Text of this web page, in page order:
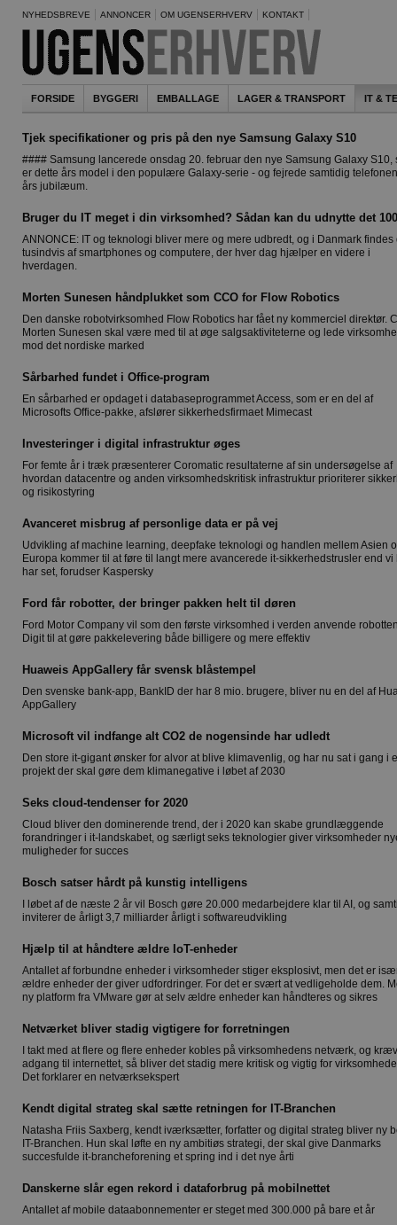
NYHEDSBREVE ANNONCER OM UGENSERHVERV KONTAKT
FORSIDE BYGGERI EMBALLAGE LAGER & TRANSPORT IT &
Tjek specifikationer og pris på den nye Samsung Galaxy S10
#### Samsung lancerede onsdag 20. februar den nye Samsung Galaxy S10,
er dette års model i den populære Galaxy-serie - og fejrede samtidig
års jubilæum.
Bruger du IT meget i din virksomhed? Sådan kan du udnytte det
ANNONCE: IT og teknologi bliver mere og mere udbredt, og i Danmark findes
tusindvis af smartphones og computere, der hver dag hjælper en videre i
hverdagen.
Morten Sunesen håndplukket som CCO for Flow Robotics
Den danske robotvirksomhed Flow Robotics har fået ny kommerciel direktør.
Morten Sunesen skal være med til at øge salgsaktiviteterne og lede
mod det nordiske marked
Sårbarhed fundet i Office-program
En sårbarhed er opdaget i databaseprogrammet Access, som er en del af
Microsofts Office-pakke, afslører sikkerhedsfirmaet Mimecast
Investeringer i digital infrastruktur øges
For femte år i træk præsenterer Coromatic resultaterne af sin undersøgelse af
hvordan datacentre og anden virksomhedskritisk infrastruktur prioriterer
og risikostyring
Avanceret misbrug af personlige data er på vej
Udvikling af machine learning, deepfake teknologi og handlen mellem Asien
Europa kommer til at føre til langt mere avancerede it-sikkerhedstrusler end vi
har set, forudser Kaspersky
Ford får robotter, der bringer pakken helt til døren
Ford Motor Company vil som den første virksomhed i verden anvende
Digit til at gøre pakkelevering både billigere og mere effektiv
Huaweis AppGallery får svensk blåstempel
Den svenske bank-app, BankID der har 8 mio. brugere, bliver nu en del af
AppGallery
Microsoft vil indfange alt CO2 de nogensinde har udledt
Den store it-gigant ønsker for alvor at blive klimavenlig, og har nu sat i gang i
projekt der skal gøre dem klimanegative i løbet af 2030
Seks cloud-tendenser for 2020
Cloud bliver den dominerende trend, der i 2020 kan skabe grundlæggende
forandringer i it-landskabet, og særligt seks teknologier giver virksomheder
muligheder for succes
Bosch satser hårdt på kunstig intelligens
I løbet af de næste 2 år vil Bosch gøre 20.000 medarbejdere klar til AI, og
inviterer de årligt 3,7 milliarder årligt i softwareudvikling
Hjælp til at håndtere ældre IoT-enheder
Antallet af forbundne enheder i virksomheder stiger eksplosivt, men det er
ældre enheder der giver udfordringer. For det er svært at vedligeholde dem.
ny platform fra VMware gør at selv ældre enheder kan håndteres og sikres
Netværket bliver stadig vigtigere for forretningen
I takt med at flere og flere enheder kobles på virksomhedens netværk, og
adgang til internettet, så bliver det stadig mere kritisk og vigtig for
Det forklarer en netværksekspert
Kendt digital strateg skal sætte retningen for IT-Branchen
Natasha Friis Saxberg, kendt iværksætter, forfatter og digital strateg bliver ny
IT-Branchen. Hun skal løfte en ny ambitiøs strategi, der skal give Danmarks
succesfulde it-brancheforening et spring ind i det nye årti
Danskerne slår egen rekord i dataforbrug på mobilnettet
Antallet af mobile dataabonnementer er steget med 300.000 på bare et år